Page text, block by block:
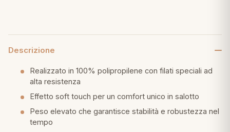
Descrizione
Realizzato in 100% polipropilene con filati speciali ad
alta resistenza
Effetto soft touch per un comfort unico in salotto
Peso elevato che garantisce stabilità e robustezza nel
tempo